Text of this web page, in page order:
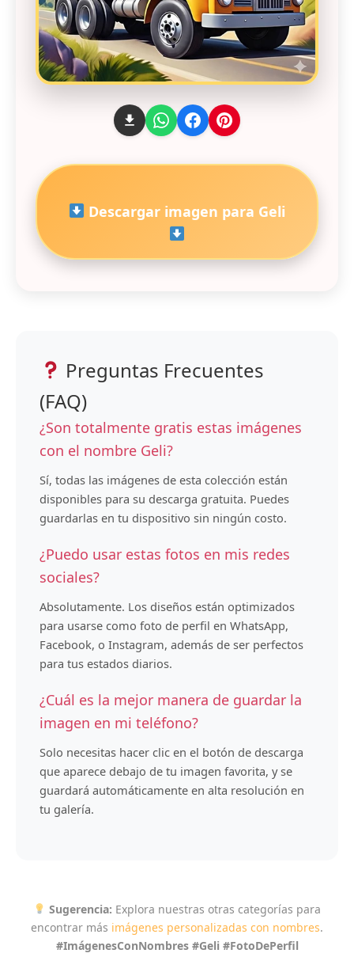
Descargar imagen para Geli
Preguntas Frecuentes
(FAQ)
¿Son totalmente gratis estas imágenes
con el nombre Geli?
Sí, todas las imágenes de esta colección están
disponibles para su descarga gratuita. Puedes
guardarlas en tu dispositivo sin ningún costo.
¿Puedo usar estas fotos en mis redes
sociales?
Absolutamente. Los diseños están optimizados
para usarse como foto de perfil en WhatsApp,
Facebook, o Instagram, además de ser perfectos
para tus estados diarios.
¿Cuál es la mejor manera de guardar la
imagen en mi teléfono?
Solo necesitas hacer clic en el botón de descarga
que aparece debajo de tu imagen favorita, y se
guardará automáticamente en alta resolución en
tu galería.
Sugerencia: Explora nuestras otras categorías para
encontrar más imágenes personalizadas con nombres.
#ImágenesConNombres #Geli #FotoDePerfil